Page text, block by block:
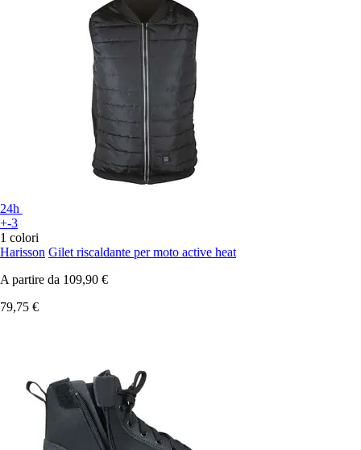
24h
+-3
1 colori
Harisson Gilet riscaldante per moto active heat
A partire da 109,90 €
79,75 €